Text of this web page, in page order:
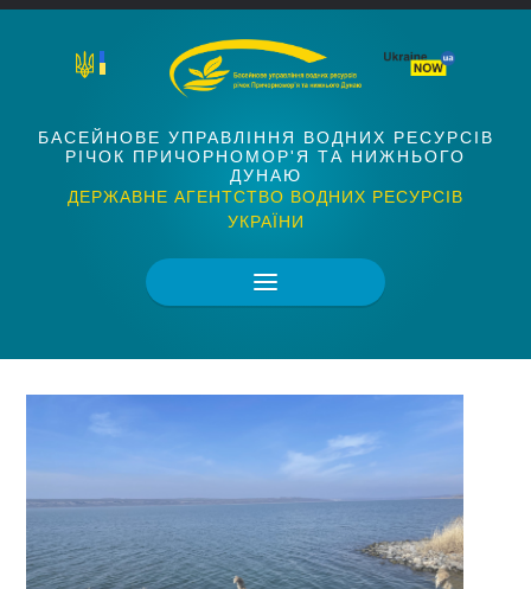
БАСЕЙНОВЕ УПРАВЛІННЯ ВОДНИХ РЕСУРСІВ
РІЧОК ПРИЧОРНОМОР'Я ТА НИЖНЬОГО
ДУНАЮ
ДЕРЖАВНЕ АГЕНТСТВО ВОДНИХ РЕСУРСІВ
УКРАЇНИ